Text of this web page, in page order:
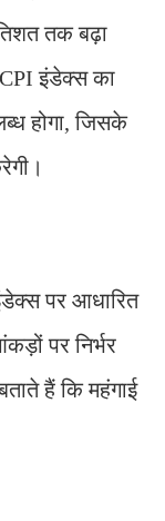
तक बढ़ा
इंडेक्स का
होगा, जिसके
पर आधारित
पर निर्भर
हैं कि महंगाई